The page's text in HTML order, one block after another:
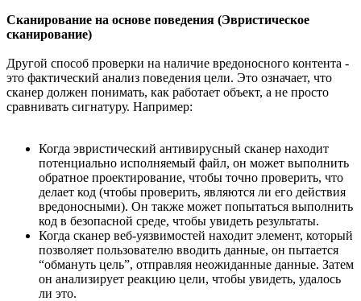
Сканирование на основе поведения (Эвристическое
сканирование)
Другой способ проверки на наличие вредоносного контента -
это фактический анализ поведения цели. Это означает, что
сканер должен понимать, как работает объект, а не просто
сравнивать сигнатуру. Например:
Когда эвристический антивирусный сканер находит
потенциально исполняемый файл, он может выполнить
обратное проектирование, чтобы точно проверить, что
делает код (чтобы проверить, являются ли его действия
вредоносными). Он также может попытаться выполнить
код в безопасной среде, чтобы увидеть результаты.
Когда сканер веб-уязвимостей находит элемент, который
позволяет пользователю вводить данные, он пытается
“обмануть цель”, отправляя неожиданные данные. Затем
он анализирует реакцию цели, чтобы увидеть, удалось
ли это.